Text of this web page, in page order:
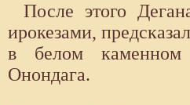
После этого
ирокезами,
в белом
Онондага.